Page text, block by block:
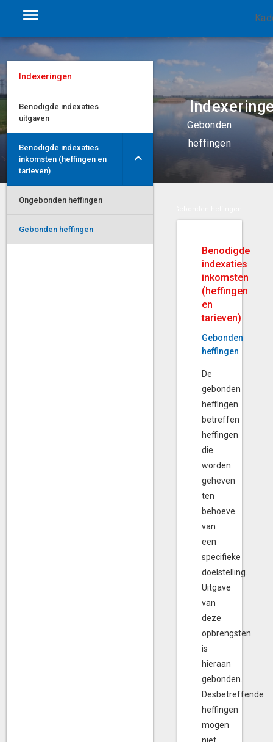
Indexeringen
Benodigde indexaties
uitgaven
Benodigde indexaties
inkomsten (heffingen en
tarieven)
Ongebonden heffingen
Gebonden heffingen
Gebonden
heffingen
Benodigde
indexaties
inkomsten
(heffingen
en
tarieven)
Gebonden
heffingen
De
gebonden
heffingen
betreffen
heffingen
die
worden
geheven
ten
behoeve
van
een
specifieke
doelstelling.
Uitgave
van
deze
opbrengsten
is
hieraan
gebonden.
Desbetreffende
heffingen
mogen